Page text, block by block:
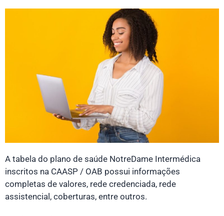
A tabela do plano de saúde NotreDame Intermédica
inscritos na CAASP / OAB possui informações
completas de valores, rede credenciada, rede
assistencial, coberturas, entre outros.